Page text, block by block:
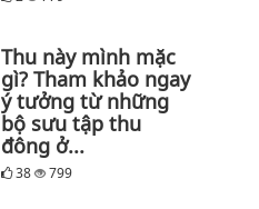
Thu này mình mặc
gì? Tham khảo ngay
ý tưởng từ những
bộ sưu tập thu
đông ở...
38 799